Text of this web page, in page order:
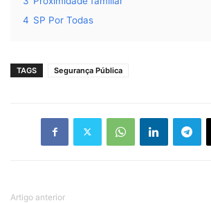
4 SP Por Todas
TAGS Segurança Pública
Artigo anterior